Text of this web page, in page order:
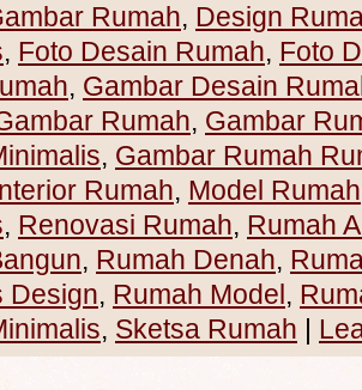
Rumah, Design
, Foto Desain Rumah, Foto
, Gambar Desain
Rumah, Gambar
, Gambar Rumah
Rumah, Model Rumah
, Renovasi Rumah, Rumah
, Rumah Denah,
Design, Rumah Model,
, Sketsa Rumah |